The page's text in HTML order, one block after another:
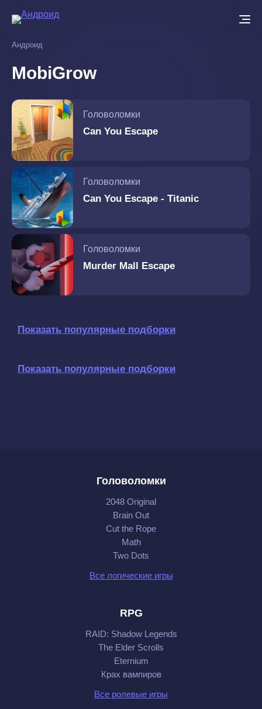
основному
Андроид
MobiGrow
Головоломки
Can You Escape
Головоломки
Can You Escape - Titanic
Головоломки
Murder Mall Escape
Показать популярные подборки
Показать популярные подборки
Головоломки
2048 Original
Brain Out
Cut the Rope
Math
Two Dots
Все логические игры
RPG
RAID: Shadow Legends
The Elder Scrolls
Eternium
Крах вампиров
Все ролевые игры